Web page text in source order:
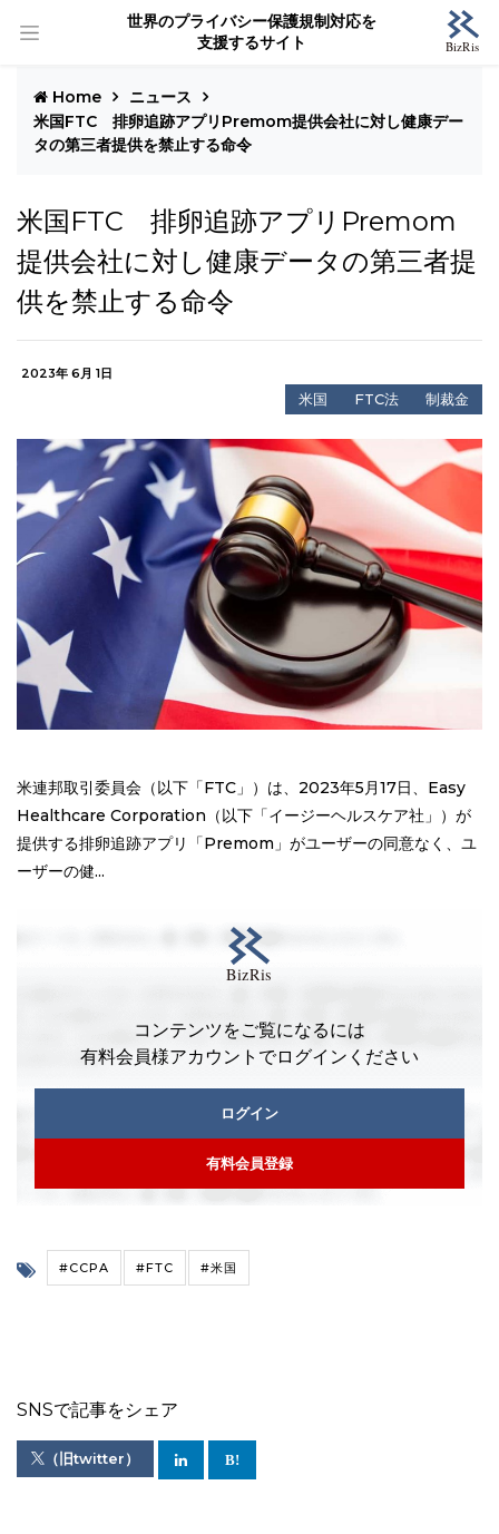
世界のプライバシー保護規制対応を
支援するサイト
Home
ニュース
米国FTC 排卵追跡アプリPremom提供会社に対し健康デー
タの第三者提供を禁止する命令
米国FTC 排卵追跡アプリPremom
提供会社に対し健康データの第三者提
供を禁止する命令
2023年 6月 1日
米国 FTC法 制裁金
米連邦取引委員会（以下「FTC」）は、2023年5月17日、Easy
Healthcare Corporation（以下「イージーヘルスケア社」）が
提供する排卵追跡アプリ「Premom」がユーザーの同意なく、ユ
ーザーの健...
コンテンツをご覧になるには
有料会員様アカウントでログインください
ログイン
有料会員登録
#CCPA #FTC #米国
SNSで記事をシェア
（旧twitter）